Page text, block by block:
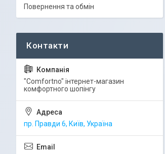
Повернення та обмін
"Comfortno" інтернет-магазин
комфортного шопінгу
пр. Правди 6, Київ, Україна